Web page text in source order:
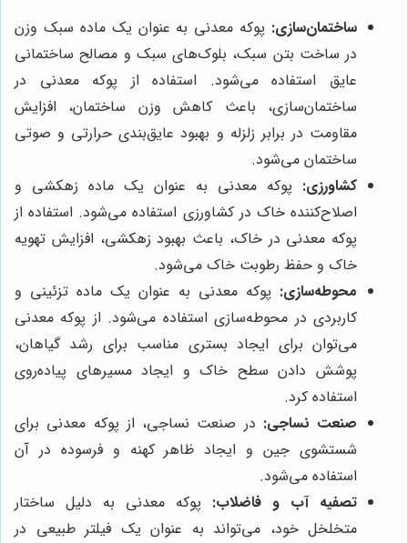
ساختمان‌سازی: پوکه معدنی به عنوان یک ماده سبک وزن
در ساخت بتن سبک، بلوک‌های سبک و مصالح ساختمانی
عایق استفاده می‌شود. استفاده از پوکه معدنی در
ساختمان‌سازی، باعث کاهش وزن ساختمان، افزایش
مقاومت در برابر زلزله و بهبود عایق‌بندی حرارتی و صوتی
ساختمان می‌شود.
کشاورزی: پوکه معدنی به عنوان یک ماده زهکشی و
اصلاح‌کننده خاک در کشاورزی استفاده می‌شود. استفاده از
پوکه معدنی در خاک، باعث بهبود زهکشی، افزایش تهویه
خاک و حفظ رطوبت خاک می‌شود.
محوطه‌سازی: پوکه معدنی به عنوان یک ماده تزئینی و
کاربردی در محوطه‌سازی استفاده می‌شود. از پوکه معدنی
می‌توان برای ایجاد بستری مناسب برای رشد گیاهان،
پوشش دادن سطح خاک و ایجاد مسیرهای پیاده‌روی
استفاده کرد.
صنعت نساجی: در صنعت نساجی، از پوکه معدنی برای
شستشوی جین و ایجاد ظاهر کهنه و فرسوده در آن
استفاده می‌شود.
تصفیه آب و فاضلاب: پوکه معدنی به دلیل ساختار
متخلخل خود، می‌تواند به عنوان یک فیلتر طبیعی در